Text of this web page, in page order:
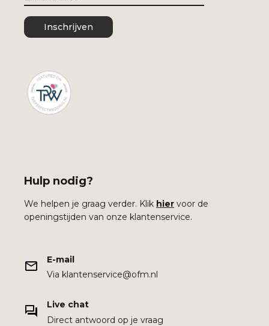
Inschrijven
Hulp nodig?
We helpen je graag verder. Klik hier voor de
openingstijden van onze klantenservice.
E-mail
Via klantenservice@ofm.nl
Live chat
Direct antwoord op je vraag